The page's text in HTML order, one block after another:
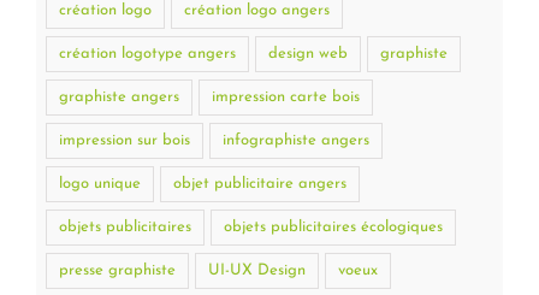
création logo création logo angers
création logotype angers design web graphiste
graphiste angers impression carte bois
impression sur bois infographiste angers
logo unique objet publicitaire angers
objets publicitaires objets publicitaires écologiques
presse graphiste UI-UX Design voeux